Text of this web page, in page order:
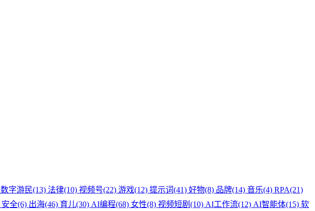
数字游民(13) 法律(10) 视频号(22) 游戏(12) 提示词(41) 好物(8) 品牌(14) 音乐(4) RPA(21)
安全(6) 出海(46) 育儿(30) AI编程(68) 女性(8) 视频短剧(10) AI工作流(12) AI智能体(15) 软